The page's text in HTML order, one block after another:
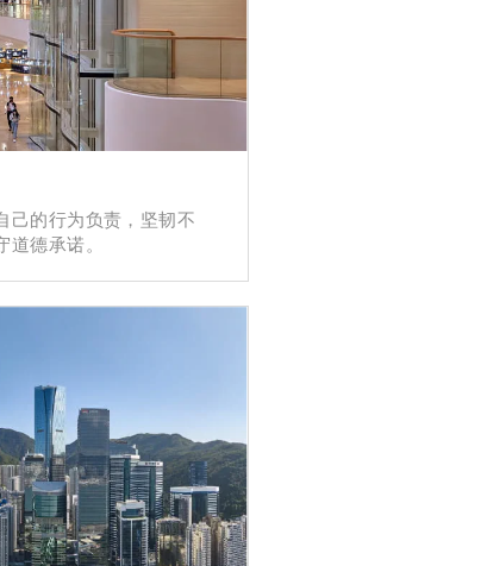
己的行为负责，坚韧不
德承诺。